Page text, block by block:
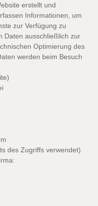
erstellt und
Informationen, um
zur Verfügung zu
Daten ausschließlich zur
Optimierung des
werden beim Besuch
des Zugriffs verwendet)